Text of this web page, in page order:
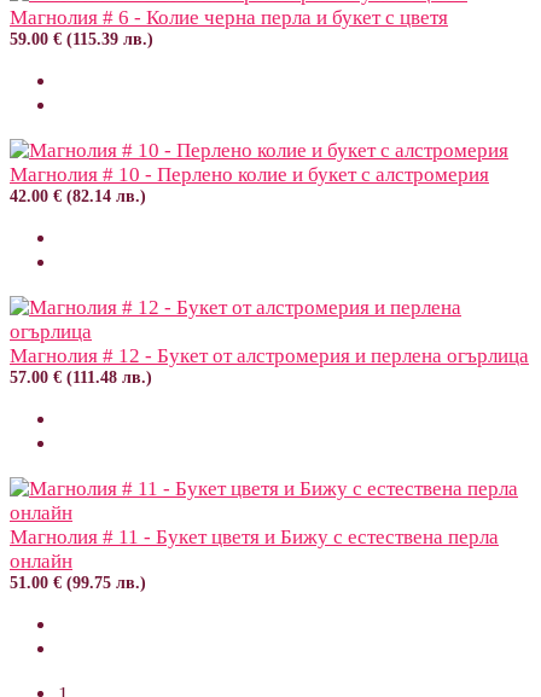
Магнолия # 6 - Колие черна перла и букет с цветя
59.00 € (115.39 лв.)
Магнолия # 10 - Перлено колие и букет с алстромерия
42.00 € (82.14 лв.)
Магнолия # 12 - Букет от алстромерия и перлена огърлица
57.00 € (111.48 лв.)
Магнолия # 11 - Букет цветя и Бижу с естествена перла
онлайн
51.00 € (99.75 лв.)